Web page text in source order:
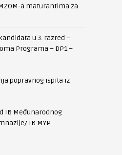
a maturantima za
u 3. razred –
Programa – DP1 –
popravnog ispita iz
IB Međunarodnog
IB MYP